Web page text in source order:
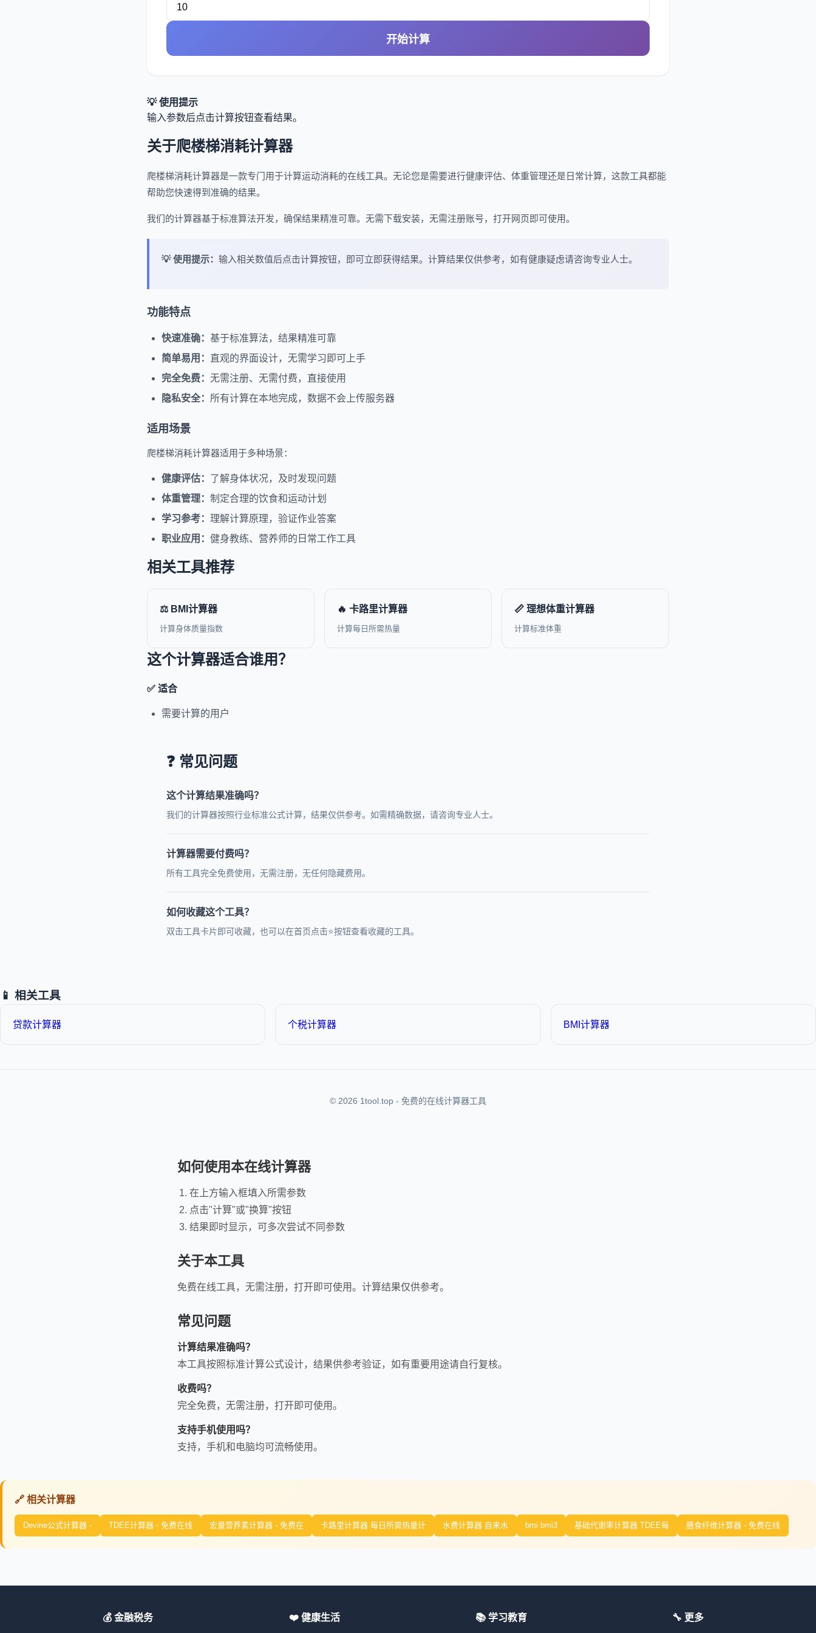
开始计算
💡 使用提示
输入参数后点击计算按钮查看结果。
关于爬楼梯消耗计算器
爬楼梯消耗计算器是一款专门用于计算运动消耗的在线工具。无论您是需要进行健康评估、体重管理还是日常计算，这款工具都能
帮助您快速得到准确的结果。
我们的计算器基于标准算法开发，确保结果精准可靠。无需下载安装，无需注册账号，打开网页即可使用。
💡 使用提示： 输入相关数值后点击计算按钮，即可立即获得结果。计算结果仅供参考，如有健康疑虑请咨询专业人士。
功能特点
快速准确： 基于标准算法，结果精准可靠
简单易用： 直观的界面设计，无需学习即可上手
完全免费： 无需注册、无需付费，直接使用
隐私安全： 所有计算在本地完成，数据不会上传服务器
适用场景
爬楼梯消耗计算器适用于多种场景：
健康评估： 了解身体状况，及时发现问题
体重管理： 制定合理的饮食和运动计划
学习参考： 理解计算原理，验证作业答案
职业应用： 健身教练、营养师的日常工作工具
相关工具推荐
⚖️ BMI计算器
计算身体质量指数
🔥 卡路里计算器
计算每日所需热量
📏 理想体重计算器
计算标准体重
这个计算器适合谁用？
✅ 适合
需要计算的用户
❓ 常见问题
这个计算结果准确吗？
我们的计算器按照行业标准公式计算，结果仅供参考。如需精确数据，请咨询专业人士。
计算器需要付费吗？
所有工具完全免费使用，无需注册，无任何隐藏费用。
如何收藏这个工具？
双击工具卡片即可收藏，也可以在首页点击⭐按钮查看收藏的工具。
📱 相关工具
贷款计算器 个税计算器 BMI计算器
© 2026 1tool.top - 免费的在线计算器工具
如何使用本在线计算器
在上方输入框填入所需参数
点击"计算"或"换算"按钮
结果即时显示，可多次尝试不同参数
关于本工具
免费在线工具，无需注册，打开即可使用。计算结果仅供参考。
常见问题
计算结果准确吗？
本工具按照标准计算公式设计，结果供参考验证，如有重要用途请自行复核。
收费吗？
完全免费，无需注册，打开即可使用。
支持手机使用吗？
支持，手机和电脑均可流畅使用。
🔗 相关计算器
Devine公式计算器 - TDEE计算器 - 免费在线 宏量营养素计算器 - 免费在 卡路里计算器 每日所需热量计 水费计算器 自来水 bmi bmi3 基础代谢率计算器 TDEE每 膳食纤维计算器 - 免费在线
💰 金融税务 ❤️ 健康生活 📚 学习教育 🔧 更多